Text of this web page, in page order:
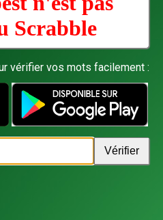
Scrabble
vérifier vos mots facilement :